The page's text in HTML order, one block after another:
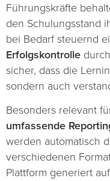
Führungskräfte
den Schulungsstand
bei Bedarf steuernd
Erfolgskontrolle
sicher, dass die
sondern auch
Besonders relevant
umfassende
werden automatisch
verschiedenen
Plattform generiert